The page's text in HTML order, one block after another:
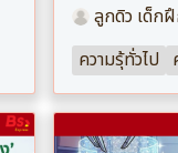
ลูกดิว เด็ก
ความรุ้ทั่วไป